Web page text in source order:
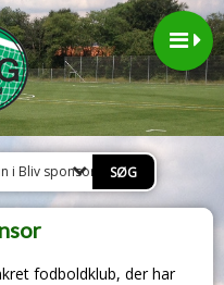
i Bliv sponsor
fodboldklub, der har